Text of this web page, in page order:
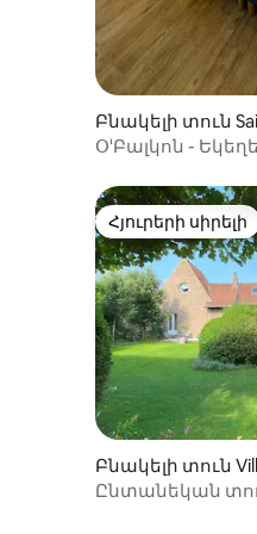
Բնակելի տուն
lantois-ում
Օ'Բալկոն -
Հյուրերի սիրելի
Հյուրերի սիրելի
Բնակելի տուն
q-ում
Ընտանեկան